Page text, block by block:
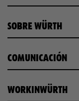
SOBRE WÜRTH
COMUNICACIÓN
WORKINWÜRTH